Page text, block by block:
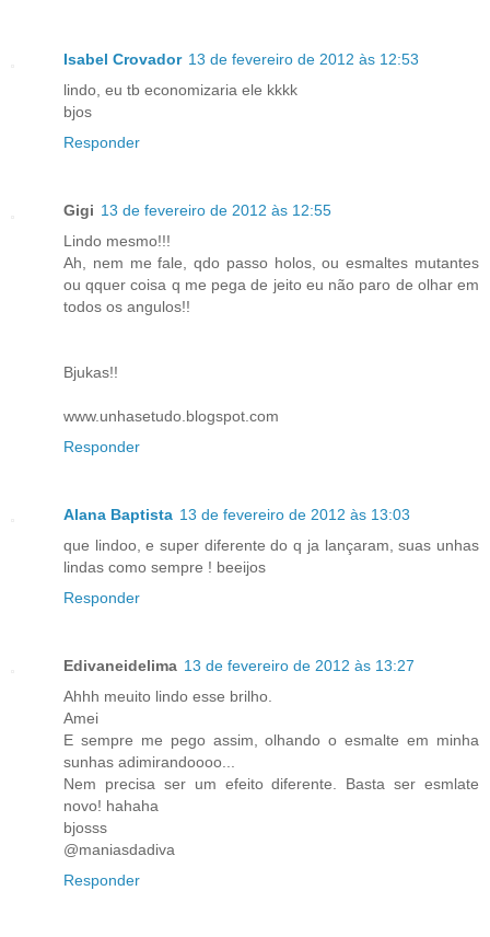
Isabel Crovador 13 de fevereiro de 2012 às 12:53
lindo, eu tb economizaria ele kkkk
bjos
Responder
Gigi 13 de fevereiro de 2012 às 12:55
Lindo mesmo!!!
Ah, nem me fale, qdo passo holos, ou esmaltes mutantes
ou qquer coisa q me pega de jeito eu não paro de olhar em
todos os angulos!!
Bjukas!!
www.unhasetudo.blogspot.com
Responder
Alana Baptista 13 de fevereiro de 2012 às 13:03
que lindoo, e super diferente do q ja lançaram, suas unhas
lindas como sempre ! beeijos
Responder
Edivaneidelima 13 de fevereiro de 2012 às 13:27
Ahhh meuito lindo esse brilho.
Amei
E sempre me pego assim, olhando o esmalte em minha
sunhas adimirandoooo...
Nem precisa ser um efeito diferente. Basta ser esmlate
novo! hahaha
bjosss
@maniasdadiva
Responder